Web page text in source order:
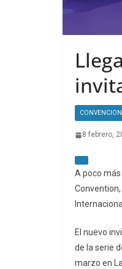
8 febrero,
A poco
El nuevo
de la serie
marzo en